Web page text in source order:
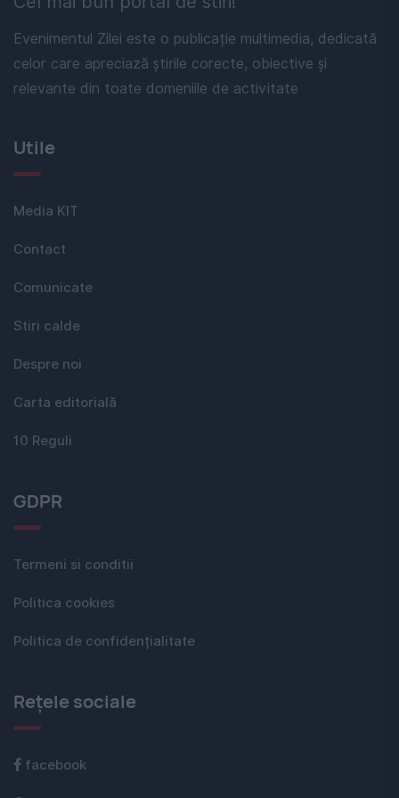
Evenimentul Zilei este o publicație multimedia, dedicată
celor care apreciază știrile corecte, obiective și
relevante din toate domeniile de activitate
Utile
Media KIT
Contact
Comunicate
Stiri calde
Despre noi
Carta editorială
10 Reguli
GDPR
Termeni si conditii
Politica cookies
Politica de confidențialitate
Rețele sociale
facebook